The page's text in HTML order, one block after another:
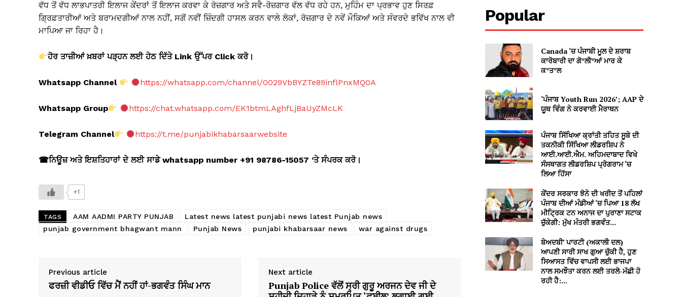
ਵੱਧ ਤੋਂ ਵੱਧ ਲਾਭਪਾਤਰੀ ਇਲਾਜ ਕੇਂਦਰਾਂ ਤੋਂ ਇਲਾਜ ਕਰਵਾ ਕੇ ਰੋਜ਼ਗਾਰ ਅਤੇ ਸਵੈ-ਰੋਜ਼ਗਾਰ ਵੱਲ ਵੱਧ ਰਹੇ ਹਨ, ਮੁਹਿੰਮ ਦਾ ਪ੍ਰਭਾਵ ਹੁਣ ਸਿਰਫ਼
ਗ੍ਰਿਫ਼ਤਾਰੀਆਂ ਅਤੇ ਬਰਾਮਦਗੀਆਂ ਨਾਲ ਨਹੀਂ, ਸਗੋਂ ਨਵੀਂ ਜ਼ਿੰਦਗੀ ਹਾਸਲ ਕਰਨ ਵਾਲੇ ਲੋਕਾਂ, ਰੋਜ਼ਗਾਰ ਦੇ ਨਵੇਂ ਮੌਕਿਆਂ ਅਤੇ ਸੰਵਰਦੇ ਭਵਿੱਖ ਨਾਲ ਵੀ
ਮਾਪਿਆ ਜਾ ਰਿਹਾ ਹੈ।
ਹੋਰ ਤਾਜ਼ੀਆਂ ਖ਼ਬਰਾਂ ਪੜ੍ਹਨ ਲਈ ਹੇਠ ਦਿੱਤੇ Linkਉੱਪਰ Clickਕਰੋ।
Whatsapp Channel https://whatsapp.com/channel/0029VbBYZTe89inflPnxMQ0A
Whatsapp Group https://chat.whatsapp.com/EK1btmLAghfLjBaUyZMcLK
Telegram Channel https://t.me/punjabikhabarsaarwebsite
☎ਨਿਊਜ਼ ਅਤੇ ਇਸ਼ਤਿਹਾਰਾਂ ਦੇ ਲਈ ਸਾਡੇ whatsapp number +91 98786-15057 ‘ਤੇ ਸੰਪਰਕ ਕਰੋ।
+1
TAGS AAM AADMI PARTY PUNJAB
Latest news latest punjabi news latest Punjab news
punjab government bhagwant mann
Punjab News punjabi khabarsaar news war against drugs
Previous article
ਫਰਜ਼ੀ ਵੀਡੀਓ ਵਿੱਚ ਮੈਂ ਨਹੀਂ ਹਾਂ-ਭਗਵੰਤ ਸਿੰਘ ਮਾਨ
Next article
Punjab Police ਵੱਲੋਂ ਸ੍ਰੀ ਗੁਰੂ ਅਰਜਨ ਦੇਵ ਜੀ ਦੇ
Popular
Canada ‘ਚ ਪੰਜਾਬੀ ਮੂਲ ਦੇ ਸ਼ਰਾਬ
ਕਾਰੋਬਾਰੀ ਦਾ ਗੋ*ਲੀ*ਆਂ ਮਾਰ ਕੇ
ਕ*ਤ*ਲ
‘ਪੰਜਾਬ Youth Run 2026’; AAP ਦੇ
ਯੂਥ ਵਿੰਗ ਨੇ ਕਰਵਾਈ ਮੈਰਾਥਨ
ਪੰਜਾਬ ਸਿੱਖਿਆ ਕ੍ਰਾਂਤੀ ਤਹਿਤ ਸੂਬੇ ਦੀ
ਤਕਨੀਕੀ ਸਿੱਖਿਆ ਲੀਡਰਸ਼ਿਪ ਨੇ
ਆਈ.ਆਈ.ਐਮ. ਅਹਿਮਦਾਬਾਦ ਵਿਖੇ
ਸੰਸਥਾਗਤ ਲੀਡਰਸ਼ਿਪ ਪ੍ਰੋਗਰਾਮ ‘ਚ
ਲਿਆ ਹਿੱਸਾ
ਕੇਂਦਰ ਸਰਕਾਰ ਝੋਨੇ ਦੀ ਖਰੀਦ ਤੋਂ ਪਹਿਲਾਂ
ਪੰਜਾਬ ਦੀਆਂ ਮੰਡੀਆਂ ‘ਚ ਪਿਆ 18 ਲੱਖ
ਮੀਟ੍ਰਿਕ ਟਨ ਅਨਾਜ ਦਾ ਪੁਰਾਣਾ ਸਟਾਕ
ਚੁੱਕੇਗੀ: ਮੁੱਖ ਮੰਤਰੀ ਭਗਵੰਤ...
ਬੇਅਦਬੀ’ ਪਾਰਟੀ (ਅਕਾਲੀ ਦਲ)
ਆਪਣੀ ਸਾਰੀ ਸਾਖ ਗੁਆ ਚੁੱਕੀ ਹੈ, ਹੁਣ
ਸਿਆਸਤ ਵਿੱਚ ਵਾਪਸੀ ਲਈ ਭਾਜਪਾ
ਨਾਲ ਸਮਝੌਤਾ ਕਰਨ ਲਈ ਤਰਲੋ-ਮੱਛੀ ਹੋ
ਰਹੀ ਹੈ:...